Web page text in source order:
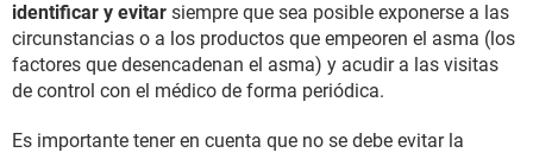
identificar y evitar siempre que sea posible exponerse a las
circunstancias o a los productos que empeoren el asma (los
factores que desencadenan el asma) y acudir a las visitas
de control con el médico de forma periódica.
Es importante tener en cuenta que no se debe evitar la